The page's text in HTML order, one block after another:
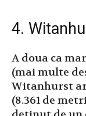
4.
A doua ca
(mai multe
Witanhurst
(8.361 de